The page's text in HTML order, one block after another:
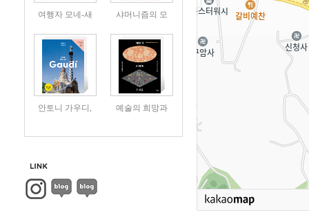
여행자 모네-새 샤머니즘의 모
안토니 가우디, 예술의 희망과